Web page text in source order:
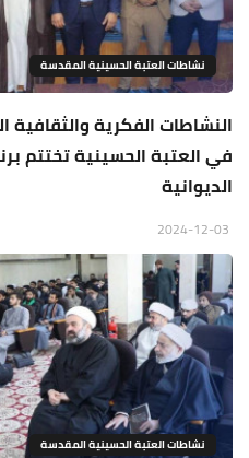
نشاطات العتبة الحسينية المقدسة
النشاطات الفكرية والثقافية
في العتبة الحسينية تختتم
الديوانية
نشاطات العتبة الحسينية المقدسة